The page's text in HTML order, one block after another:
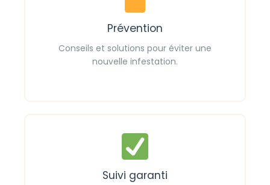
Prévention
Conseils et solutions pour éviter une
nouvelle infestation.
Suivi garanti